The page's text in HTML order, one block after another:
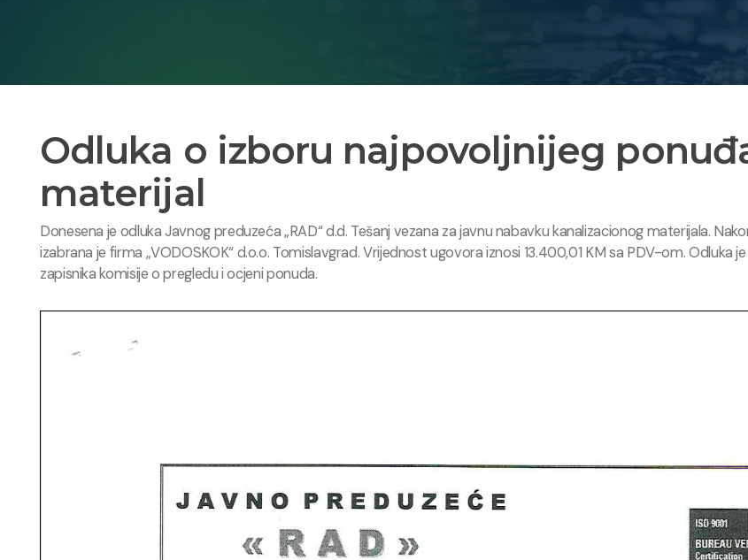
Odluka o izboru najpovoljnijeg
materijal
Donesena je odluka Javnog preduzeća „RAD“ d.d. Tešanj vezana za javnu nabavku kanalizacionog materijala.
izabrana je firma „VODOSKOK“ d.o.o. Tomislavgrad. Vrijednost ugovora iznosi 13.400,01 KM sa PDV-om.
zapisnika komisije o pregledu i ocjeni ponuda.